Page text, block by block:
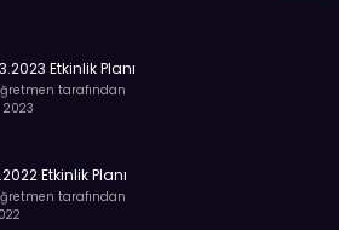
Etkinlik Planı
tarafından
Etkinlik Planı
tarafından